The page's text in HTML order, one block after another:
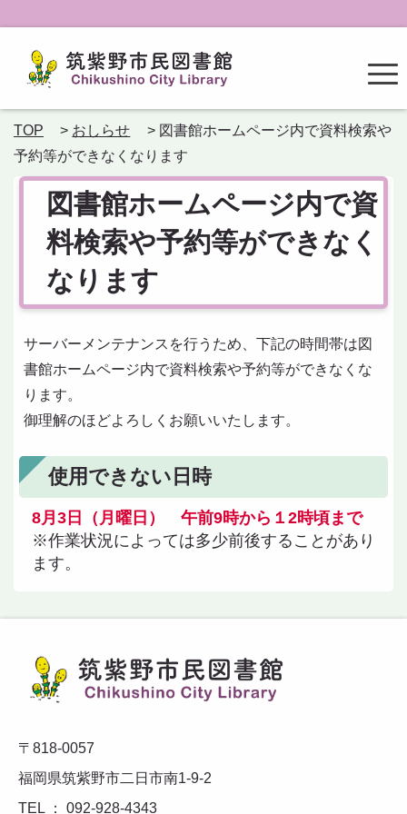
TOP > おしらせ
> 図書館ホームページ内で資料検索や
予約等ができなくなります
図書館ホームページ内で資
料検索や予約等ができなく
なります
サーバーメンテナンスを行うため、下記の時間帯は図
書館ホームページ内で資料検索や予約等ができなくな
ります。
御理解のほどよろしくお願いいたします。
使用できない日時
8月3日（月曜日） 午前9時から１2時頃まで
※作業状況によっては多少前後することがあり
ます。
〒818-0057
福岡県筑紫野市二日市南1-9-2
TEL ： 092-928-4343